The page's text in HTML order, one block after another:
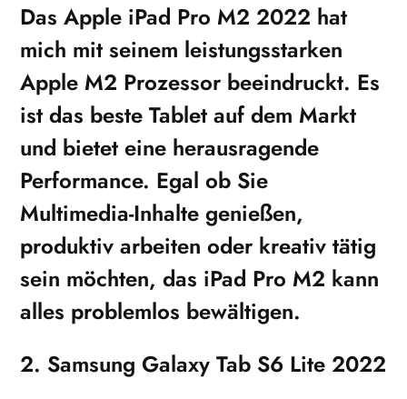
Das Apple iPad Pro M2 2022 hat
mich mit seinem leistungsstarken
Apple M2 Prozessor beeindruckt. Es
ist das beste Tablet auf dem Markt
und bietet eine herausragende
Performance. Egal ob Sie
Multimedia-Inhalte genießen,
produktiv arbeiten oder kreativ tätig
sein möchten, das iPad Pro M2 kann
alles problemlos bewältigen.
2. Samsung Galaxy Tab S6 Lite 2022